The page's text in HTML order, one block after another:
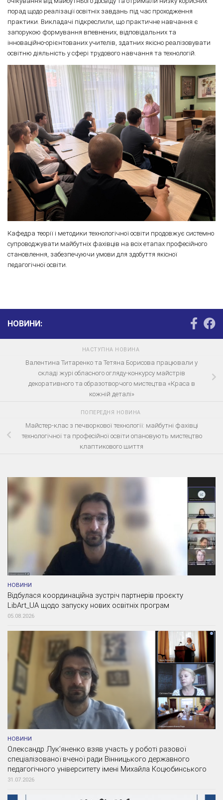
порад щодо реалізації освітніх завдань під час проходження
практики. Викладачі підкреслили, що практичне навчання є
запорукою формування впевнених, відповідальних та
інноваційно-орієнтованих учителів, здатних якісно реалізовувати
освітню діяльність у сфері трудового навчання та технологій.
Кафедра теорії і методики технологічної освіти продовжує системно
супроводжувати майбутніх фахівців на всіх етапах професійного
становлення, забезпечуючи умови для здобуття якісної
педагогічної освіти.
НОВИНИ:
НАСТУПНА НОВИНА
Валентина Титаренко та Тетяна Борисова працювали у
складі журі обласного огляду-конкурсу майстрів
декоративного та образотворчого мистецтва «Краса в
кожній деталі»
ПОПЕРЕДНЯ НОВИНА
Майстер-клас з печворкової технології: майбутні фахівці
технологічної та професійної освіти опановують мистецтво
клаптикового шиття
НОВИНИ
Відбулася координаційна зустріч партнерів проєкту
LibArt_UA щодо запуску нових освітніх програм
05.08.2026
НОВИНИ
Олександр Лук’яненко взяв участь у роботі разової
спеціалізованої вченої ради Вінницького державного
педагогічного університету імені Михайла Коцюбинського
31.07.2026